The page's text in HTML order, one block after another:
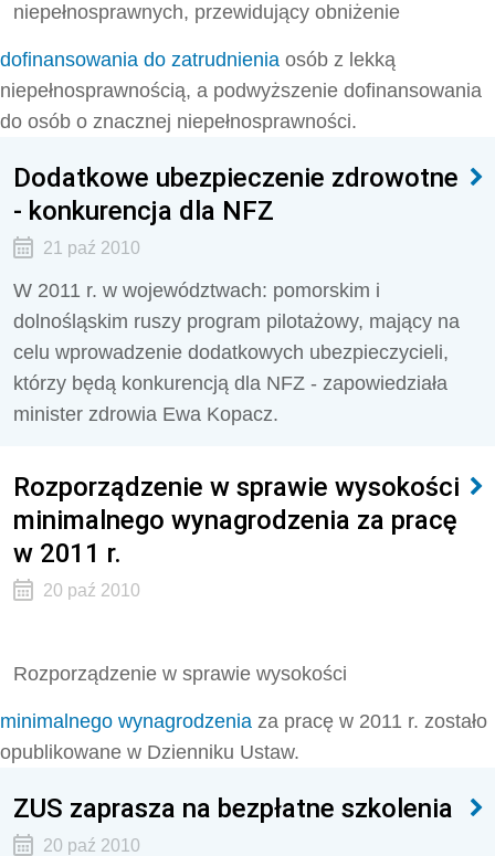
niepełnosprawnych, przewidujący obniżenie
dofinansowania do zatrudnienia osób z lekką
niepełnosprawnością, a podwyższenie dofinansowania
do osób o znacznej niepełnosprawności.
Dodatkowe ubezpieczenie zdrowotne
- konkurencja dla NFZ
21 paź 2010
W 2011 r. w województwach: pomorskim i
dolnośląskim ruszy program pilotażowy, mający na
celu wprowadzenie dodatkowych ubezpieczycieli,
którzy będą konkurencją dla NFZ - zapowiedziała
minister zdrowia Ewa Kopacz.
Rozporządzenie w sprawie wysokości
minimalnego wynagrodzenia za pracę
w 2011 r.
20 paź 2010
Rozporządzenie w sprawie wysokości
minimalnego wynagrodzenia za pracę w 2011 r. zostało
opublikowane w Dzienniku Ustaw.
ZUS zaprasza na bezpłatne szkolenia
20 paź 2010